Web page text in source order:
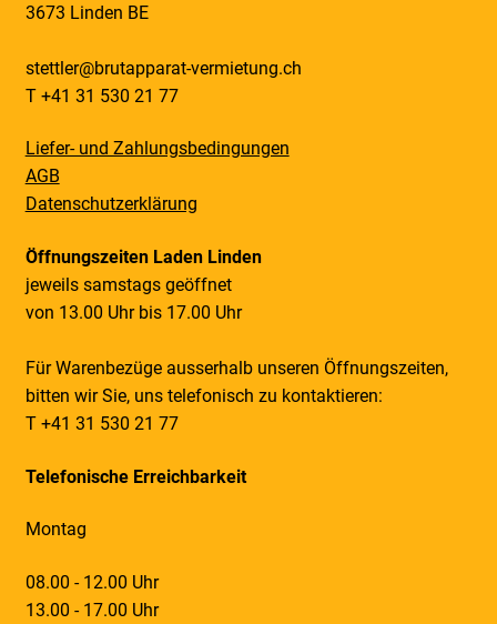
3673 Linden BE
stettler@brutapparat-vermietung.ch
T +41 31 530 21 77
Liefer- und Zahlungsbedingungen
AGB
Datenschutzerklärung
Öffnungszeiten Laden Linden
jeweils samstags geöffnet
von 13.00 Uhr bis 17.00 Uhr
Für Warenbezüge ausserhalb unseren Öffnungszeiten,
bitten wir Sie, uns telefonisch zu kontaktieren:
T +41 31 530 21 77
Telefonische Erreichbarkeit
Montag
08.00 - 12.00 Uhr
13.00 - 17.00 Uhr